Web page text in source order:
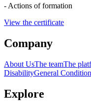
- Actions of formation
View the certificate
Company
About UsThe teamThe
DisabilityGeneral
Explore